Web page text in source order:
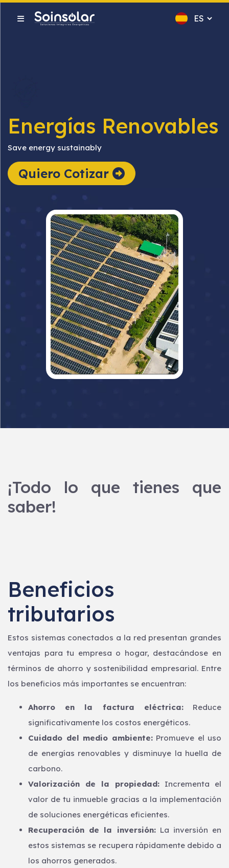
Energías Renovables
Save energy sustainably
Quiero Cotizar
¡Todo lo que tienes que
saber!
Beneficios
tributarios
Estos sistemas conectados a la red presentan grandes
ventajas para tu empresa o hogar, destacándose en
términos de ahorro y sostenibilidad empresarial. Entre
los beneficios más importantes se encuentran:
Ahorro en la factura eléctrica:Reduce
significativamente los costos energéticos.
Cuidado del medio ambiente:Promueve el uso
de energías renovables y disminuye la huella de
carbono.
Valorización de la propiedad: Incrementa el
valor de tu inmueble gracias a la implementación
de soluciones energéticas eficientes.
Recuperación de la inversión:La inversión en
estos sistemas se recupera rápidamente debido a
los ahorros generados.